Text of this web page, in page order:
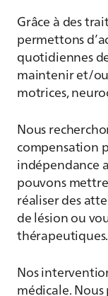
Grâce à des
permettons
quotidiennes
maintenir et/
motrices,
Nous
compensation
indépendance
pouvons
réaliser des
de lésion ou
thérapeutiques.
Nos
médicale.